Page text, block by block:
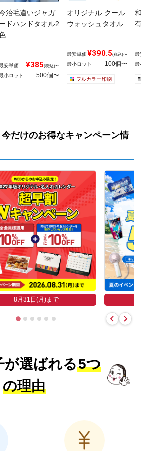
治毛違いジャガ
ドハンドタオル2
安単価 ¥385(税込)〜
小ロット 500個〜
オリジナル クール
ウォッシュタオル
最安単価¥390.5(税込)〜
最小ロット 100個〜
フルカラー印刷
和
有)
最安
最小
今だけのお得なキャンペーン情
8月31日(月)まで
が選ばれる5つ
の理由